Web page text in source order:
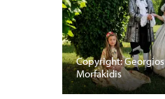
Copyright: Georgios
Morfakidis